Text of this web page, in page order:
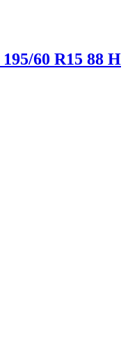
195/60 R15 88 H